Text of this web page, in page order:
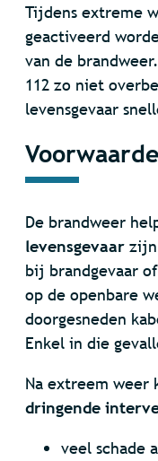
Tijdens extreme
geactiveerd
van de
112 zo niet
levensgevaar
De brandweer
levensgevaar
bij brandgevaar
op de openbare
doorgesneden
Enkel in die
Na extreem weer
dringende
veel schade